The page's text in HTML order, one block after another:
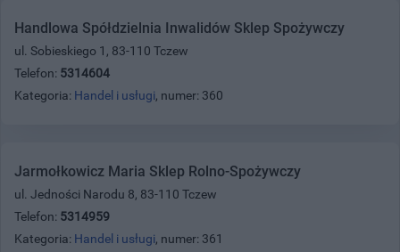
Handlowa Spółdzielnia Inwalidów Sklep Spożywczy
ul. Sobieskiego 1, 83-110 Tczew
Telefon: 5314604
Kategoria: Handel i usługi, numer: 360
Jarmołkowicz Maria Sklep Rolno-Spożywczy
ul. Jedności Narodu 8, 83-110 Tczew
Telefon: 5314959
Kategoria: Handel i usługi, numer: 361